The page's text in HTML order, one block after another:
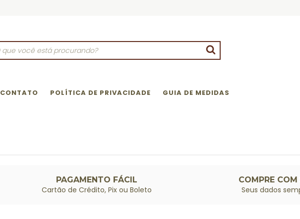
CONTATO POLÍTICA DE PRIVACIDADE GUIA DE MEDIDAS
PAGAMENTO FÁCIL
Cartão de Crédito, Pix ou Boleto
COMPRE COM
Seus dados